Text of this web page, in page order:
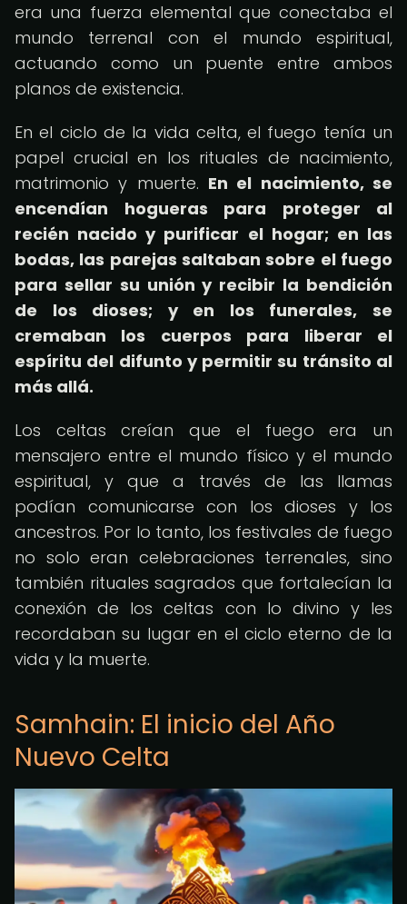
era una fuerza elemental que conectaba el
mundo terrenal con el mundo espiritual,
actuando como un puente entre ambos
planos de existencia.
En el ciclo de la vida celta, el fuego tenía un
papel crucial en los rituales de nacimiento,
matrimonio y muerte. En el nacimiento, se
encendían hogueras para proteger al
recién nacido y purificar el hogar; en las
bodas, las parejas saltaban sobre el fuego
para sellar su unión y recibir la bendición
de los dioses; y en los funerales, se
cremaban los cuerpos para liberar el
espíritu del difunto y permitir su tránsito al
más allá.
Los celtas creían que el fuego era un
mensajero entre el mundo físico y el mundo
espiritual, y que a través de las llamas
podían comunicarse con los dioses y los
ancestros. Por lo tanto, los festivales de fuego
no solo eran celebraciones terrenales, sino
también rituales sagrados que fortalecían la
conexión de los celtas con lo divino y les
recordaban su lugar en el ciclo eterno de la
vida y la muerte.
Samhain: El inicio del Año
Nuevo Celta